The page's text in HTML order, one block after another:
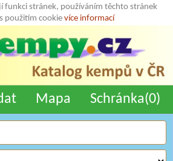
funkci stránek, používáním těchto stránek
použitím cookievíce informací
Mapa Schránka(0)